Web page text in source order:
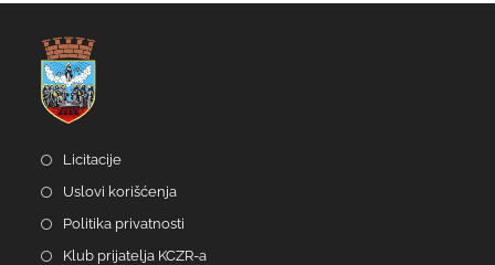
Licitacije
Uslovi korišćenja
Politika privatnosti
Klub prijatelja KCZR-a